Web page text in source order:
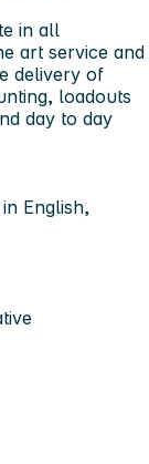
in all
art service and
delivery of
loadouts
day to day
English,